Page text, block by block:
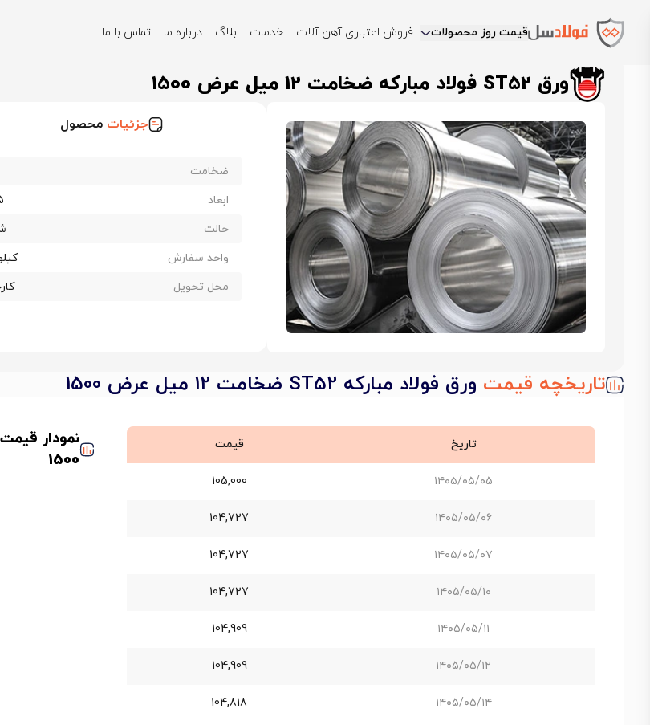
قیمت روز محصولات فروش اعتباری آهن آلات خدمات بلاگ درباره ما تماس با ما
فولادسل
ورق ST52 فولاد مبارکه ضخامت 12 میل عرض 1500
جزئیات محصول
ضخامت
ابعاد
حالت
واحد سفارش
محل تحویل
تاریخچه قیمت ورق فولاد مبارکه ST52 ضخامت 12 میل عرض 1500
تاریخ قیمت
۱۴۰۵/۰۵/۰۵ 105,000
۱۴۰۵/۰۵/۰۶ 104,727
۱۴۰۵/۰۵/۰۷ 104,727
۱۴۰۵/۰۵/۱۰ 104,727
۱۴۰۵/۰۵/۱۱ 104,909
۱۴۰۵/۰۵/۱۲ 104,909
۱۴۰۵/۰۵/۱۴ 104,818
1500